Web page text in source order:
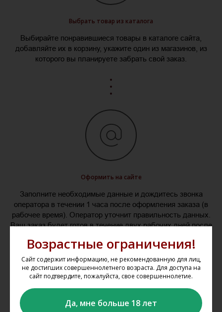
Возрастные ограничения!
Сайт содержит информацию, не рекомендованную для лиц,
не достигших совершеннолетнего возраста. Для доступа на
сайт подтвердите, пожалуйста, свое совершеннолетие.
Да, мне больше 18 лет
Выбрать товар из каталога
Выбирайте понравившиеся товары в каталоге сайта,
добавляйте их в корзину, укажите один из магазинов, из
которого вы планируете забрать свой заказ.
Оформить на сайте
Заполните необходимые данные и дождитесь звонка
оператора в течении 1 часа после оформления заказа (в
рабочее время). Оператор уточнит правильность данных.
Ваш заказ будет готов в течение двух рабочих дней после